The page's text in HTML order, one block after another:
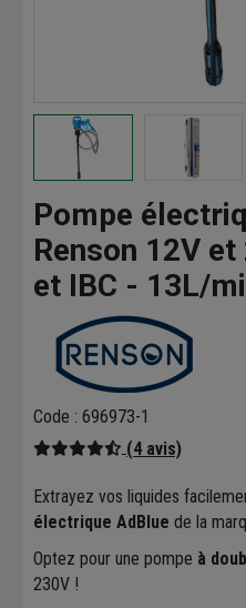
Pompe
Renson 12V
et IBC - 13L/
Code : 696973-1
(4 avis)
Extrayez vos liquides
électrique AdBlue de la
Optez pour une pompe à
230V !